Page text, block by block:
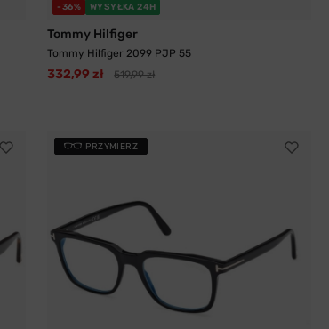
-36% WYSYŁKA 24H
Tommy Hilfiger
Tommy Hilfiger 2099 PJP 55
332,99 zł 519,99 zł
PRZYMIERZ